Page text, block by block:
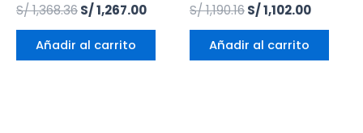
Valorado
en
0
S/1,368.36S/1,267.00
Añadir al carrito
Valorado
en
0
S/1,190.16S/1,102.00
Añadir al carrito